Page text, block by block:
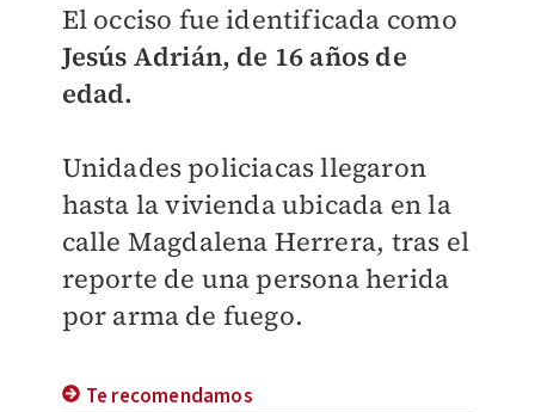
El occiso fue identificada como
Jesús Adrián, de 16 años de
edad.
Unidades policiacas llegaron
hasta la vivienda ubicada en la
calle Magdalena Herrera, tras el
reporte de una persona herida
por arma de fuego.
Te recomendamos